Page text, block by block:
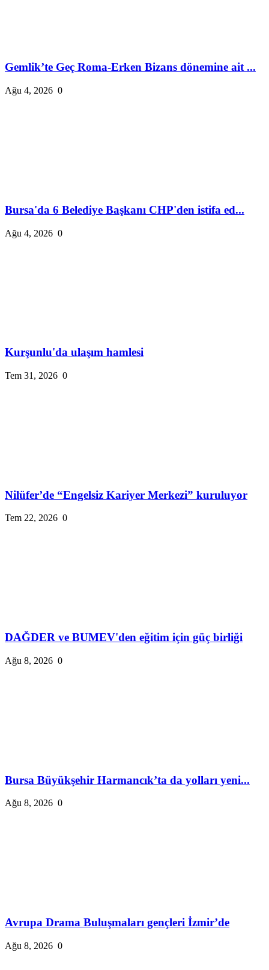
Gemlik’te Geç Roma-Erken Bizans dönemine ait ...
Ağu 4, 2026 0
Bursa'da 6 Belediye Başkanı CHP'den istifa ed...
Ağu 4, 2026 0
Kurşunlu'da ulaşım hamlesi
Tem 31, 2026 0
Nilüfer’de “Engelsiz Kariyer Merkezi” kuruluyor
Tem 22, 2026 0
DAĞDER ve BUMEV'den eğitim için güç birliği
Ağu 8, 2026 0
Bursa Büyükşehir Harmancık’ta da yolları yeni...
Ağu 8, 2026 0
Avrupa Drama Buluşmaları gençleri İzmir’de
Ağu 8, 2026 0